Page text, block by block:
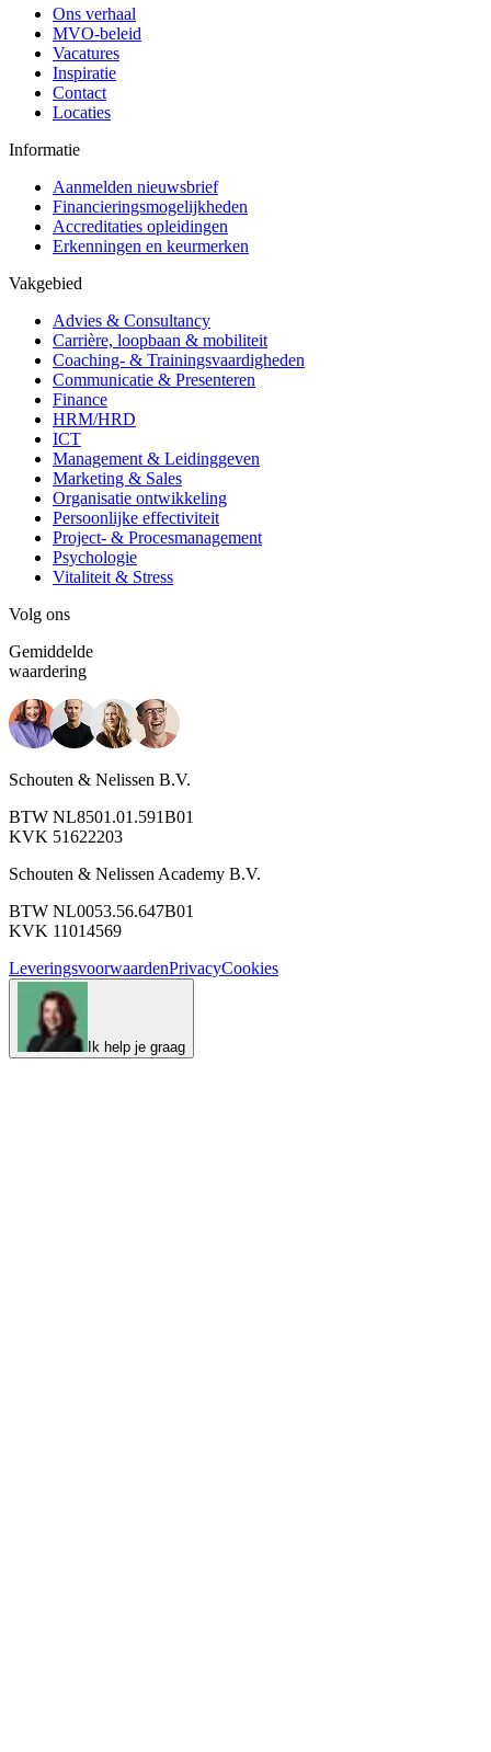
Ons verhaal
MVO-beleid
Vacatures
Inspiratie
Contact
Locaties
Informatie
Aanmelden nieuwsbrief
Financieringsmogelijkheden
Accreditaties opleidingen
Erkenningen en keurmerken
Vakgebied
Advies & Consultancy
Carrière, loopbaan & mobiliteit
Coaching- & Trainingsvaardigheden
Communicatie & Presenteren
Finance
HRM/HRD
ICT
Management & Leidinggeven
Marketing & Sales
Organisatie ontwikkeling
Persoonlijke effectiviteit
Project- & Procesmanagement
Psychologie
Vitaliteit & Stress
Volg ons
Gemiddelde
waardering
Schouten & Nelissen B.V.
BTW NL8501.01.591B01
KVK 51622203
Schouten & Nelissen Academy B.V.
BTW NL0053.56.647B01
KVK 11014569
LeveringsvoorwaardenPrivacyCookies
Ik help je graag